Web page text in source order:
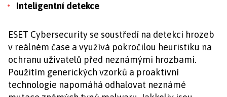
Inteligentní detekce
ESET Cybersecurity se soustředí na detekci hrozeb
v reálném čase a využívá pokročilou heuristiku na
ochranu uživatelů před neznámými hrozbami.
Použitím generických vzorků a proaktivní
technologie napomáhá odhalovat neznámé